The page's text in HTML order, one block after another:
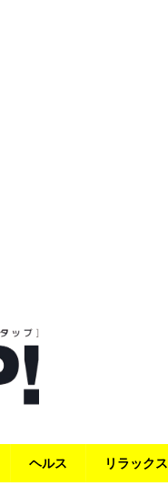
ヘルス リラックス